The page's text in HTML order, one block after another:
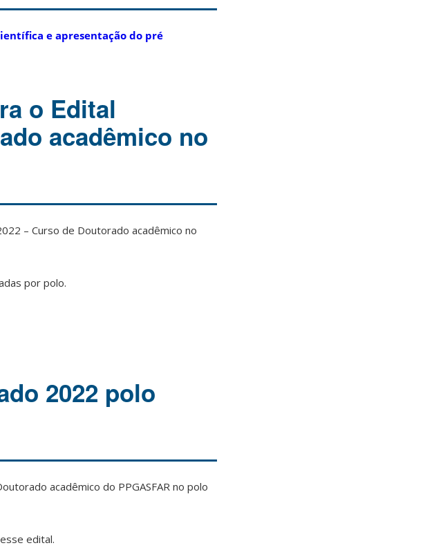
e apresentação do pré
o Edital
acadêmico no
– Curso de Doutorado acadêmico no
por polo.
2022 polo
acadêmico do PPGASFAR no polo
edital.